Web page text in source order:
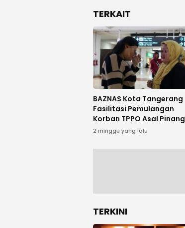
TERKAIT
BAZNAS Kota Tangerang
Fasilitasi Pemulangan
Korban TPPO Asal Pinang
dari Kamboja
2 minggu yang lalu
TERKINI